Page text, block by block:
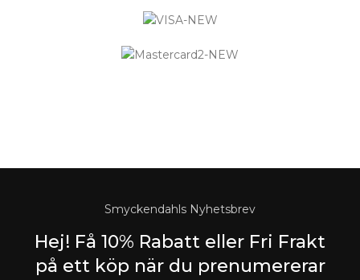
Smyckendahls Nyhetsbrev
Hej! Få 10% Rabatt eller Fri Frakt
på ett köp när du prenumererar